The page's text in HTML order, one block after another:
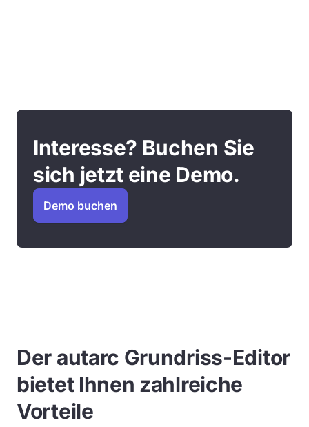
Interesse? Buchen Sie
sich jetzt eine Demo.
Demo buchen
Der autarc Grundriss-Editor
bietet Ihnen zahlreiche
Vorteile